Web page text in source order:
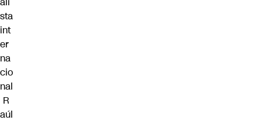
sta
int
er
na
cio
nal
R
aúl